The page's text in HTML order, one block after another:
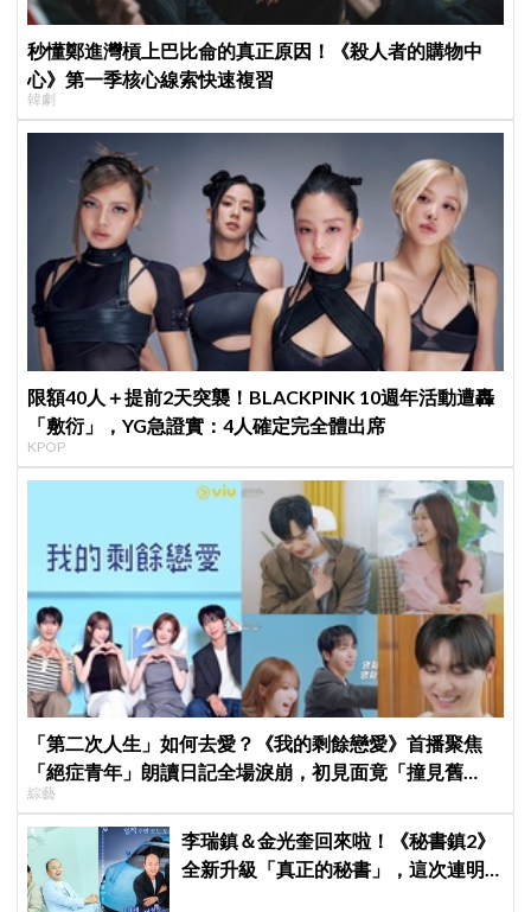
秒懂鄭進灣槓上巴比侖的真正原因！《殺人者的購物中
心》第一季核心線索快速複習
韓劇
限額40人＋提前2天突襲！BLACKPINK 10週年活動遭轟
「敷衍」，YG急證實：4人確定完全體出席
KPOP
「第二次人生」如何去愛？《我的剩餘戀愛》首播聚焦
「絕症青年」朗讀日記全場淚崩，初見面竟「撞見舊
識」！
綜藝
李瑞鎮＆金光奎回來啦！《秘書鎮2》
全新升級「真正的秘書」，這次連明